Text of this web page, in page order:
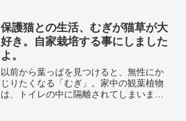
のですが、結構面倒だったりします。今
回、水を掛けるだけでキャッ...
保護猫との生活、むぎが猫草が大
好き。自家栽培する事にしました
よ。
以前から葉っぱを見つけると、無性にか
じりたくなる「むぎ」。家中の観葉植物
は、トイレの中に隔離されてしまいまし